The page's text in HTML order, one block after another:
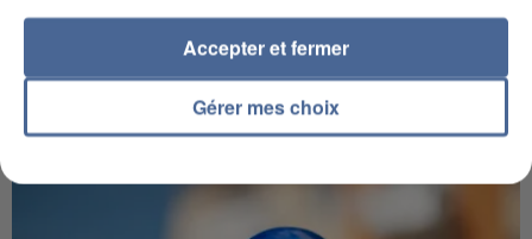
L’un des fondateurs supposés de la DZ Mafia
interpellé en Algérie
Il est soupçonné d'y avoir mené ses opérations en
France.
Gérer mes choix
Accepter et fermer